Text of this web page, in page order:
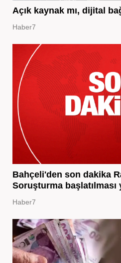
Açık kaynak mı, dijital
Haber7
Bahçeli'den son dakika
Soruşturma başlatılması
Haber7